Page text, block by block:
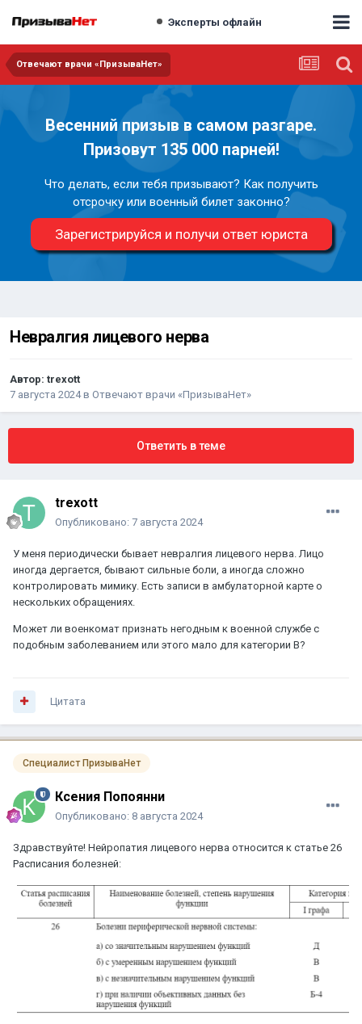
Эксперты офлайн
Отвечают врачи «ПризываНет»
Весенний призыв в самом разгаре.
Призовут 135 000 парней!
Что делать, если тебя призывают? Как получить
отсрочку или военный билет законно?
Зарегистрируйся и получи ответ юриста
Невралгия лицевого нерва
Автор: trexott
7 августа 2024в Отвечают врачи «ПризываНет»
Ответить в теме
trexott
Опубликовано: 7 августа 2024
У меня периодически бывает невралгия лицевого нерва. Лицо
иногда дергается, бывают сильные боли, а иногда сложно
контролировать мимику. Есть записи в амбулаторной карте о
нескольких обращениях.
Может ли военкомат признать негодным к военной службе с
подобным заболеванием или этого мало для категории В?
Цитата
Специалист ПризываНет
Ксения Попоянни
Опубликовано: 8 августа 2024
Здравствуйте! Нейропатия лицевого нерва относится к статье 26
Расписания болезней: